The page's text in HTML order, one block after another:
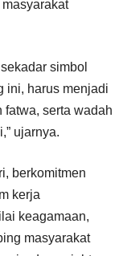
simbol
ini, harus menjadi
fatwa, serta wadah
ujarnya.
berkomitmen
kerja
keagamaan,
masyarakat